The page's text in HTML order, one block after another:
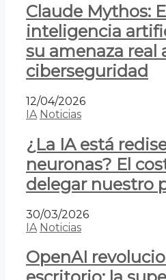
Claude Mythos:
inteligencia
su amenaza real
ciberseguridad
12/04/2026
IA Noticias
¿La IA está
neuronas? El
delegar nuestro
30/03/2026
IA Noticias
OpenAI